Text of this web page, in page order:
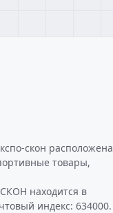
скон расположена
товары,
находится в
индекс: 634000.